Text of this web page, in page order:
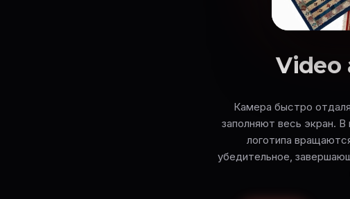
Video
Камера быстро
заполняют весь экран. В
логотипа
убедительное,